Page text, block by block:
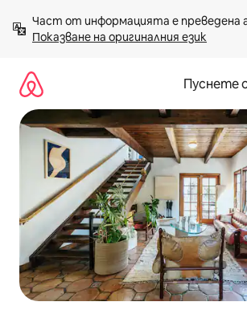
към
съдържанието
Показване на оригиналния език
Пуснете